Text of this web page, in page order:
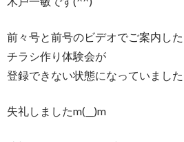
前々号と前号のビデオでご案内した
チラシ作り体験会が
登録できない状態になっていました
失礼しましたm(__)m